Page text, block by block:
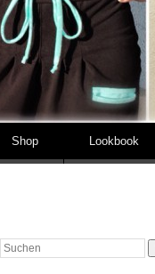
Shop Lookbook
Suchen